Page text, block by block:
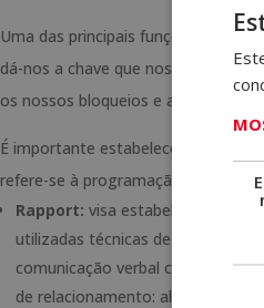
Uma das principais funções da
dá-nos a chave que nos permite
os nossos bloqueios e ansiedades,
É importante estabelecer uma
refere-se à programação:
Rapport: visa estabelecer uma
utilizadas técnicas de
comunicação verbal como o tom
de relacionamento: alcançar o